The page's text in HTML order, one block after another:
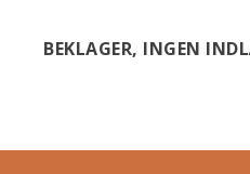
BEKLAGER, INGEN